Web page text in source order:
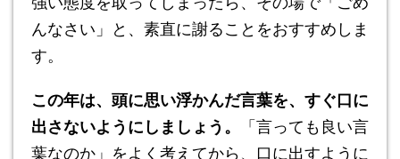
んなさい」と、素直に謝ることをおすすめしま
す。
この年は、頭に思い浮かんだ言葉を、すぐ口に
出さないようにしましょう。
「言っても良い言
葉なのか」をよく考えてから、口に出すように